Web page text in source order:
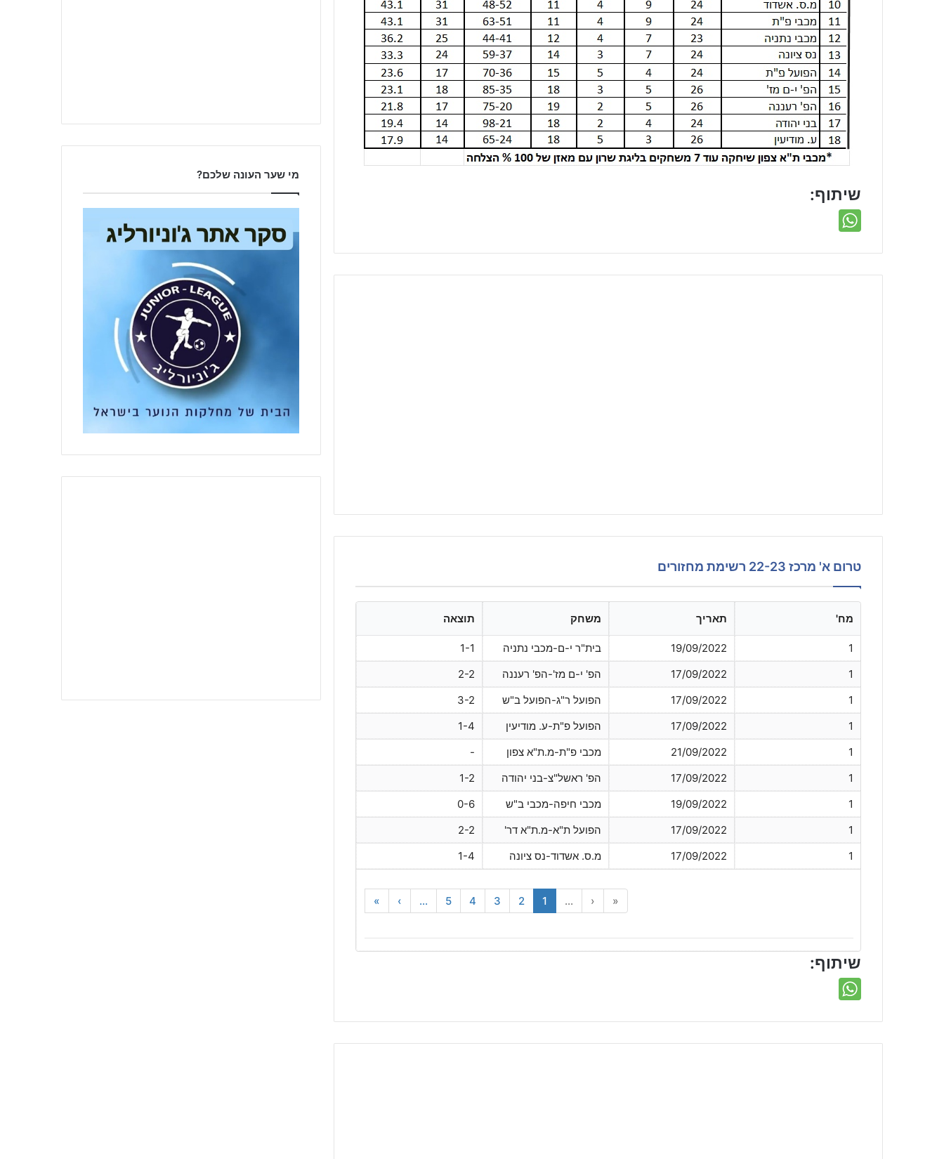
שיתוף:
טרום א' מרכז 22-23 רשימת מחזורים
מח' תאריך משחק תוצאה
1
19/09/2022 בית"ר י-ם-מכבי נתניה
1-1
1
17/09/2022 הפ' י-ם מז'-הפ' רעננה
2-2
1
17/09/2022 הפועל ר"ג-הפועל ב"ש
3-2
1
17/09/2022 הפועל פ"ת-ע. מודיעין
1-4
1
21/09/2022 מכבי פ"ת-מ.ת"א צפון
-
1
17/09/2022 הפ' ראשל"צ-בני יהודה
1-2
1
19/09/2022 מכבי חיפה-מכבי ב"ש
0-6
1
17/09/2022 הפועל ת"א-מ.ת"א דר'
2-2
1
17/09/2022 מ.ס. אשדוד-נס ציונה 1-4
«
‹
...
1
2
3
4
5
...
›
»
שיתוף:
מי שער העונה שלכם?